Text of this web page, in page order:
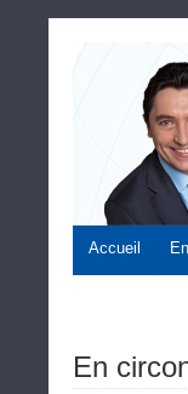
Accueil
En